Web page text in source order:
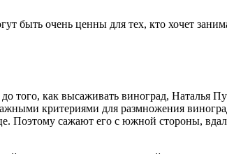
быть очень ценны для тех, кто хочет
того, как высаживать виноград, Наталья
критериями для размножения
Поэтому сажают его с южной стороны,